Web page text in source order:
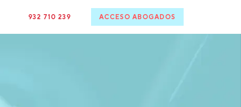
932 710 239 ACCESO ABOGADOS